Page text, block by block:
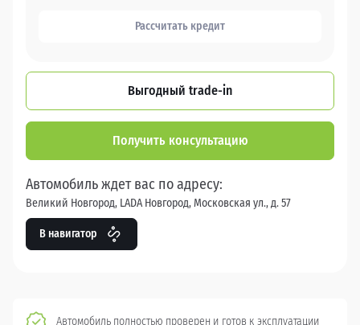
Рассчитать кредит
Выгодный trade-in
Получить консультацию
Автомобиль ждет вас по адресу:
Великий Новгород, LADA Новгород, Московская ул., д. 57
В навигатор
Автомобиль полностью проверен и готов к эксплуатации